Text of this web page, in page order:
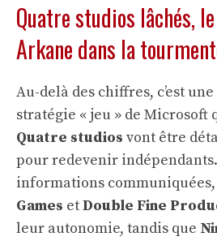
Quatre studios lâchés,
Arkane dans la
Au-delà des chiffres, c’est
stratégie « jeu » de Microsoft
Quatre studios vont être
pour redevenir
informations communiquées,
Games etDouble Fine
leur autonomie, tandis que